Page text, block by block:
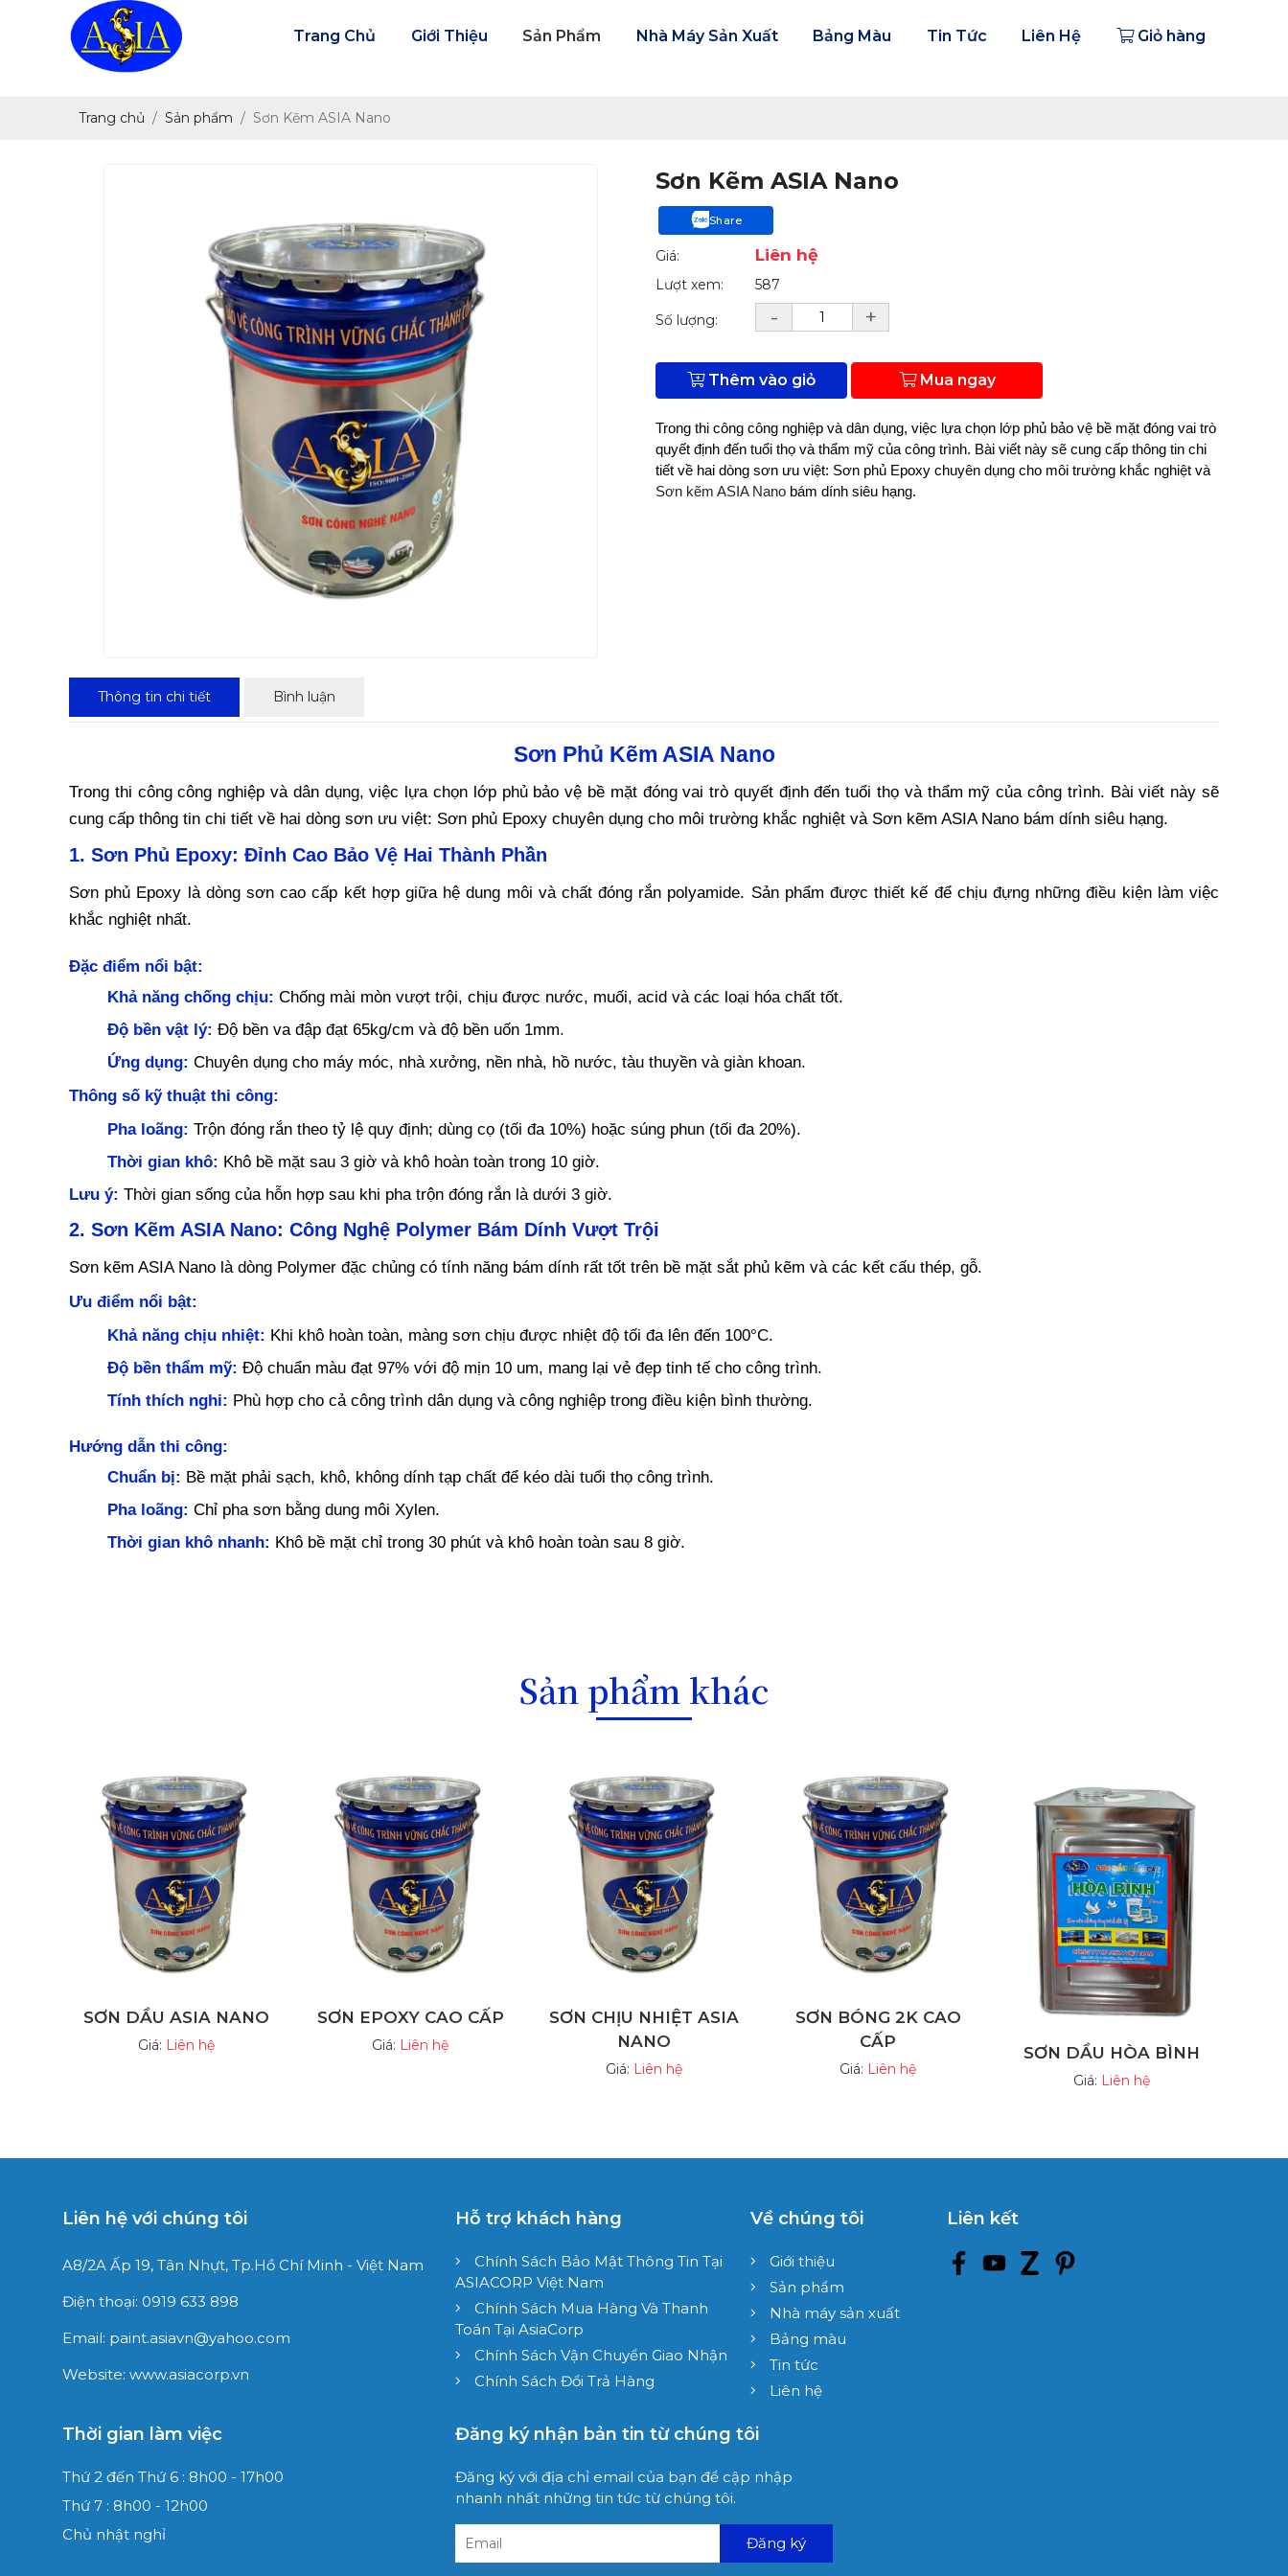
Trang Chủ Giới Thiệu Sản Phẩm Nhà Máy Sản Xuất Bảng Màu Tin Tức Liên Hệ Giỏ hàng
Trang chủ Sản phẩm Sơn Kẽm ASIA Nano
Sơn Kẽm ASIA Nano
Share
Giá: Liên hệ
Lượt xem: 587
Số lượng: - +
Thêm vào giỏ Mua ngay
Trong thi công công nghiệp và dân dụng, việc lựa chọn lớp phủ bảo vệ bề mặt đóng vai trò
quyết định đến tuổi thọ và thẩm mỹ của công trình. Bài viết này sẽ cung cấp thông tin chi
tiết về hai dòng sơn ưu việt: Sơn phủ Epoxy chuyên dụng cho môi trường khắc nghiệt và
Sơn kẽm ASIA Nano bám dính siêu hạng.
Thông tin chi tiết Bình luận
Sơn Phủ Kẽm ASIA Nano
Trong thi công công nghiệp và dân dụng, việc lựa chọn lớp phủ bảo vệ bề mặt đóng vai trò quyết định đến tuổi thọ và thẩm mỹ của công trình. Bài viết này sẽ
cung cấp thông tin chi tiết về hai dòng sơn ưu việt: Sơn phủ Epoxy chuyên dụng cho môi trường khắc nghiệt và Sơn kẽm ASIA Nano bám dính siêu hạng.
1. Sơn Phủ Epoxy: Đỉnh Cao Bảo Vệ Hai Thành Phần
Sơn phủ Epoxy là dòng sơn cao cấp kết hợp giữa hệ dung môi và chất đóng rắn polyamide. Sản phẩm được thiết kế để chịu đựng những điều kiện làm việc
khắc nghiệt nhất.
Đặc điểm nổi bật:
Khả năng chống chịu: Chống mài mòn vượt trội, chịu được nước, muối, acid và các loại hóa chất tốt.
Độ bền vật lý: Độ bền va đập đạt 65kg/cm và độ bền uốn 1mm.
Ứng dụng: Chuyên dụng cho máy móc, nhà xưởng, nền nhà, hồ nước, tàu thuyền và giàn khoan.
Thông số kỹ thuật thi công:
Pha loãng: Trộn đóng rắn theo tỷ lệ quy định; dùng cọ (tối đa 10%) hoặc súng phun (tối đa 20%).
Thời gian khô: Khô bề mặt sau 3 giờ và khô hoàn toàn trong 10 giờ.
Lưu ý: Thời gian sống của hỗn hợp sau khi pha trộn đóng rắn là dưới 3 giờ.
2. Sơn Kẽm ASIA Nano: Công Nghệ Polymer Bám Dính Vượt Trội
Sơn kẽm ASIA Nano là dòng Polymer đặc chủng có tính năng bám dính rất tốt trên bề mặt sắt phủ kẽm và các kết cấu thép, gỗ.
Ưu điểm nổi bật:
Khả năng chịu nhiệt: Khi khô hoàn toàn, màng sơn chịu được nhiệt độ tối đa lên đến 100°C.
Độ bền thẩm mỹ: Độ chuẩn màu đạt 97% với độ mịn 10 um, mang lại vẻ đẹp tinh tế cho công trình.
Tính thích nghi: Phù hợp cho cả công trình dân dụng và công nghiệp trong điều kiện bình thường.
Hướng dẫn thi công:
Chuẩn bị: Bề mặt phải sạch, khô, không dính tạp chất để kéo dài tuổi thọ công trình.
Pha loãng: Chỉ pha sơn bằng dung môi Xylen.
Thời gian khô nhanh: Khô bề mặt chỉ trong 30 phút và khô hoàn toàn sau 8 giờ.
Sản phẩm khác
SƠN DẦU ASIA NANO
Giá: Liên hệ
SƠN EPOXY CAO CẤP
Giá: Liên hệ
SƠN CHỊU NHIỆT ASIA
NANO
Giá: Liên hệ
SƠN BÓNG 2K CAO
CẤP
Giá: Liên hệ
SƠN DẦU HÒA BÌNH
Giá: Liên hệ
Liên hệ với chúng tôi
A8/2A Ấp 19, Tân Nhựt, Tp.Hồ Chí Minh - Việt Nam
Điện thoại: 0919 633 898
Email: paint.asiavn@yahoo.com
Website: www.asiacorp.vn
Hỗ trợ khách hàng
Chính Sách Bảo Mật Thông Tin Tại
ASIACORP Việt Nam
Chính Sách Mua Hàng Và Thanh
Toán Tại AsiaCorp
Chính Sách Vận Chuyển Giao Nhận
Chính Sách Đổi Trả Hàng
Về chúng tôi
Giới thiệu
Sản phẩm
Nhà máy sản xuất
Bảng màu
Tin tức
Liên hệ
Liên kết
Thời gian làm việc
Thứ 2 đến Thứ 6 : 8h00 - 17h00
Thứ 7 : 8h00 - 12h00
Chủ nhật nghỉ
Đăng ký nhận bản tin từ chúng tôi
Đăng ký với địa chỉ email của bạn để cập nhập
nhanh nhất những tin tức từ chúng tôi.
Đăng ký